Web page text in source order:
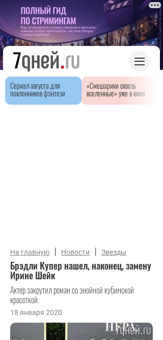
Сериал августа для
поклонников фэнтези
«Смешарики сквозь
вселенные» уже в кино
На главную | Новости | Звезды
Брэдли Купер нашел, наконец, замену
Ирине Шейк
Актер закрутил роман со знойной кубинской
красоткой.
18 января 2020